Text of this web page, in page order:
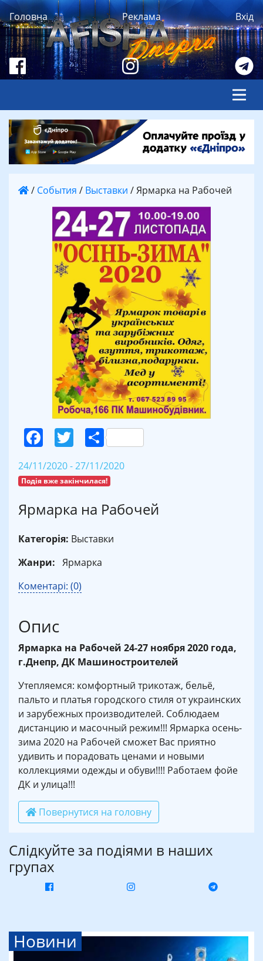
Головна Реклама Вхід
/ События / Выставки /Ярмарка на Рабочей
Facebook
Twitter
Поділитися
24/11/2020 - 27/11/2020
Подія вже закінчилася!
Ярмарка на Рабочей
Категорія: Выставки
Жанри: Ярмарка
Коментарі: (0)
Опис
Ярмарка на Рабочей 24-27 ноября 2020 года,
г.Днепр, ДК Машиностроителей
Утепляемся: комфортный трикотаж, бельё,
пальто и платья городского стиля от украинских
и зарубежных производителей. Соблюдаем
дистанцию и масочный режим!!! Ярмарка осень-
зима 2020 на Рабочей сможет Вас приятно
удивить и порадовать ценами и новыми
коллекциями одежды и обуви!!!! Работаем фойе
ДК и улица!!!
Повернутися на головну
Слідкуйте за подіями в наших
групах
Новини